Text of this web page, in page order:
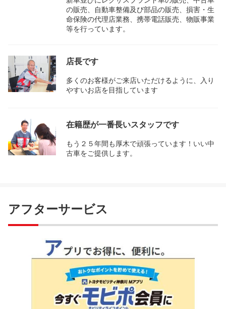
の販売、自動車整備及び部品の販売、損害・生
命保険の代理店業務、携帯電話販売、物販事業
等を行っています。
店長です
多くのお客様がご来店いただけるように、入り
やすいお店を目指しています
在籍歴が一番長いスタッフです
もう２５年間も厚木で頑張っています！いい中
古車をご提供します。
アフターサービス